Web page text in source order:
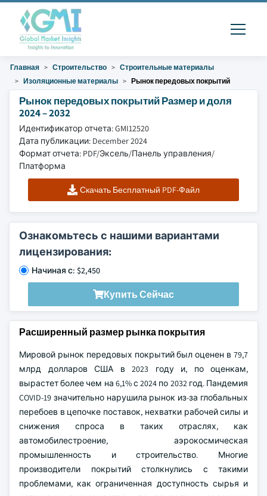
Главная Строительство
Строительные материалы
Изоляционные материалы
Рынок передовых покрытий
Рынок передовых покрытий Размер и доля
2024 – 2032
Идентификатор отчета: GMI12520
Дата публикации: December 2024
Формат отчета: PDF/Эксель/Панель управления/
Платформа
Скачать Бесплатный PDF-Файл
Ознакомьтесь с нашими вариантами
лицензирования:
Начиная с: $2,450
Купить Сейчас
Расширенный размер рынка покрытия
Мировой рынок передовых покрытий был оценен в 79,7
млрд долларов США в 2023 году и, по оценкам,
вырастет более чем на 6,1% с 2024 по 2032 год. Пандемия
COVID-19 значительно нарушила рынок из-за глобальных
перебоев в цепочке поставок, нехватки рабочей силы и
снижения спроса в таких отраслях, как
автомобилестроение, аэрокосмическая
промышленность и строительство. Многие
производители покрытий столкнулись с такими
проблемами, как ограниченная доступность сырья и